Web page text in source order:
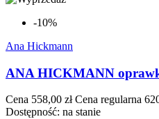
-10%
Ana Hickmann
ANA HICKMANN
Cena 558,00 zł Cena regularna
Dostępność: na stanie